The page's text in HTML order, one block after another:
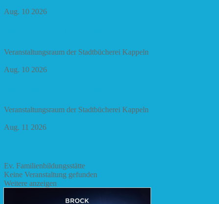
Aug. 10 2026
Veranstaltungsraum der Stadtbücherei Kappeln
Aug. 10 2026
Veranstaltungsraum der Stadtbücherei Kappeln
Aug. 11 2026
Ev. Familienbildungsstätte
Keine Veranstaltung gefunden
Weitere anzeigen